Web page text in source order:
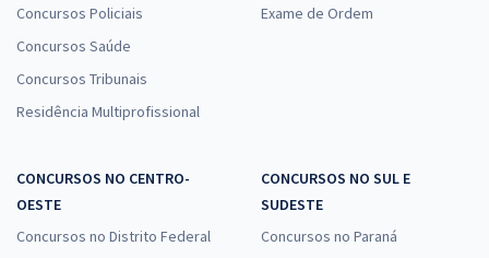
Concursos Policiais
Concursos Saúde
Concursos Tribunais
Residência Multiprofissional
Exame de Ordem
CONCURSOS NO CENTRO-
OESTE
Concursos no Distrito Federal
CONCURSOS NO SUL E
SUDESTE
Concursos no Paraná